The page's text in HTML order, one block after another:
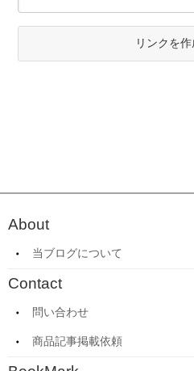
リンクを作
About
当ブログについて
Contact
問い合わせ
商品記事掲載依頼